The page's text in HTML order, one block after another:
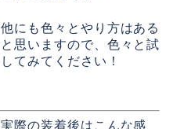
他にも色々とやり方はある
と思いますので、色々と試
してみてください！
実際の装着後はこんな感